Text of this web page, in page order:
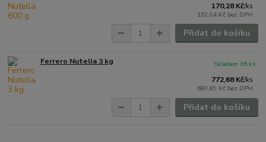
170,28 Kč/ks
152,04 Kč bez DPH
Přidat do košíku
Ferrero Nutella 3 kg
772,68 Kč/ks
689,89 Kč bez DPH
Skladem 36 ks
Přidat do košíku